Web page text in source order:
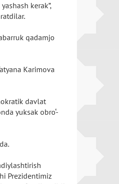
kerak”,
qadamjo
Karimova
davlat
yuksak obro‘-
Prezidentimiz